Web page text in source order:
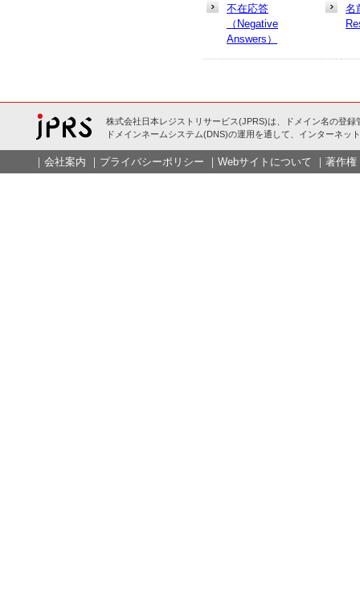
不在応答
（Negative
Answers）
名
株式会社日本レジストリサービス(JPRS)は、ドメイン名の登録
ドメインネームシステム(DNS)の運用を通して、インターネッ
｜ 会社案内 ｜ プライバシーポリシー ｜ Webサイトについて ｜ 著作権